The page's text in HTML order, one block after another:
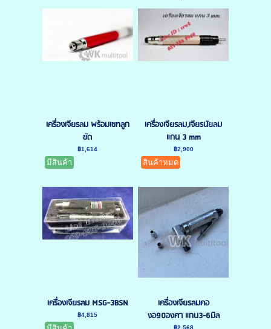
เครื่องเจียรลม พร้อมเซทลูก
ขัด
฿1,614
มีสินค้า
เครื่องเจียรลม,เจียรนัยลม
แกน 3 mm
฿2,900
สินค้าหมด
เครื่องเจียรลม MSG-3BSN
฿4,815
เครื่องเจียรลมคอ
งอ90องศา แกน3-6มิล
฿2,568